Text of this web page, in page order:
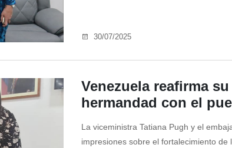
30/07/2025
Venezuela reafirma
hermandad con el
La viceministra Tatiana Pugh y el
impresiones sobre el fortalecimiento de